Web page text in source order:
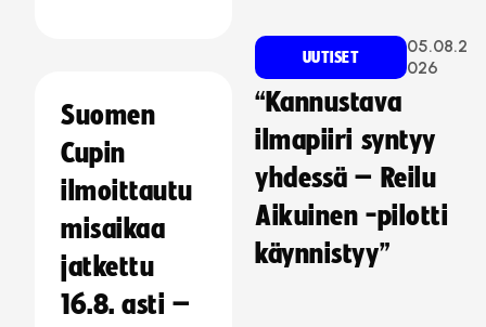
Suomen
Cupin
ilmoittautu
misaikaa
jatkettu
16.8. asti –
UUTISET
05.08.2
026
“Kannustava
ilmapiiri syntyy
yhdessä – Reilu
Aikuinen -pilotti
käynnistyy”